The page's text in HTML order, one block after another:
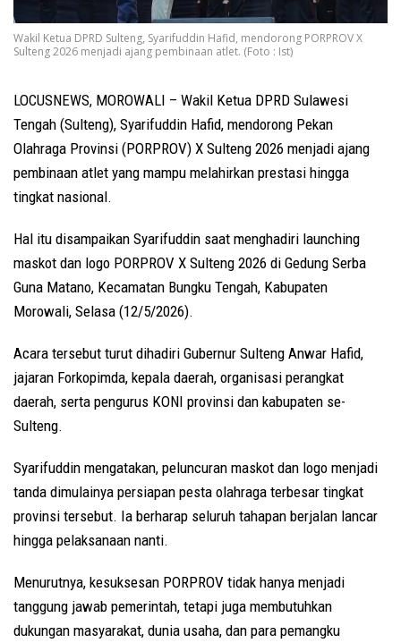
Wakil Ketua DPRD Sulteng, Syarifuddin Hafid, mendorong PORPROV X
Sulteng 2026 menjadi ajang pembinaan atlet. (Foto : Ist)
LOCUSNEWS, MOROWALI – Wakil Ketua DPRD Sulawesi
Tengah (Sulteng), Syarifuddin Hafid, mendorong Pekan
Olahraga Provinsi (PORPROV) X Sulteng 2026 menjadi ajang
pembinaan atlet yang mampu melahirkan prestasi hingga
tingkat nasional.
Hal itu disampaikan Syarifuddin saat menghadiri launching
maskot dan logo PORPROV X Sulteng 2026 di Gedung Serba
Guna Matano, Kecamatan Bungku Tengah, Kabupaten
Morowali, Selasa (12/5/2026).
Acara tersebut turut dihadiri Gubernur Sulteng Anwar Hafid,
jajaran Forkopimda, kepala daerah, organisasi perangkat
daerah, serta pengurus KONI provinsi dan kabupaten se-
Sulteng.
Syarifuddin mengatakan, peluncuran maskot dan logo menjadi
tanda dimulainya persiapan pesta olahraga terbesar tingkat
provinsi tersebut. Ia berharap seluruh tahapan berjalan lancar
hingga pelaksanaan nanti.
Menurutnya, kesuksesan PORPROV tidak hanya menjadi
tanggung jawab pemerintah, tetapi juga membutuhkan
dukungan masyarakat, dunia usaha, dan para pemangku